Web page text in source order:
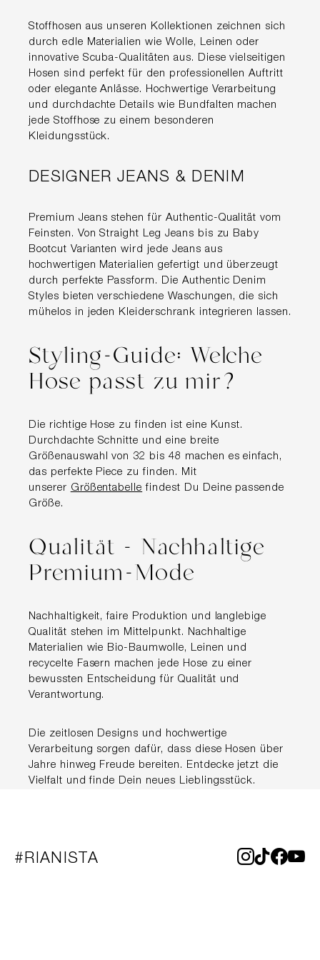
Stoffhosen aus unseren Kollektionen zeichnen sich
durch edle Materialien wie Wolle, Leinen oder
innovative Scuba-Qualitäten aus. Diese vielseitigen
Hosen sind perfekt für den professionellen Auftritt
oder elegante Anlässe. Hochwertige Verarbeitung
und durchdachte Details wie Bundfalten machen
jede Stoffhose zu einem besonderen
Kleidungsstück.
DESIGNER JEANS & DENIM
Premium Jeans stehen für Authentic-Qualität vom
Feinsten. Von Straight Leg Jeans bis zu Baby
Bootcut Varianten wird jede Jeans aus
hochwertigen Materialien gefertigt und überzeugt
durch perfekte Passform. Die Authentic Denim
Styles bieten verschiedene Waschungen, die sich
mühelos in jeden Kleiderschrank integrieren lassen.
Styling-Guide: Welche
Hose passt zu mir?
Die richtige Hose zu finden ist eine Kunst.
Durchdachte Schnitte und eine breite
Größenauswahl von 32 bis 48 machen es einfach,
das perfekte Piece zu finden. Mit
unserer Größentabelle findest Du Deine passende
Größe.
Qualität - Nachhaltige
Premium-Mode
Nachhaltigkeit, faire Produktion und langlebige
Qualität stehen im Mittelpunkt. Nachhaltige
Materialien wie Bio-Baumwolle, Leinen und
recycelte Fasern machen jede Hose zu einer
bewussten Entscheidung für Qualität und
Verantwortung.
Die zeitlosen Designs und hochwertige
Verarbeitung sorgen dafür, dass diese Hosen über
Jahre hinweg Freude bereiten. Entdecke jetzt die
Vielfalt und finde Dein neues Lieblingsstück.
#RIANISTA